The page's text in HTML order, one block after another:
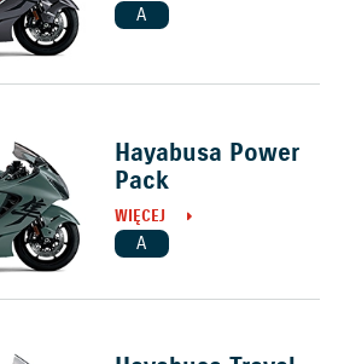
A
Hayabusa Power
Pack
WIĘCEJ
A